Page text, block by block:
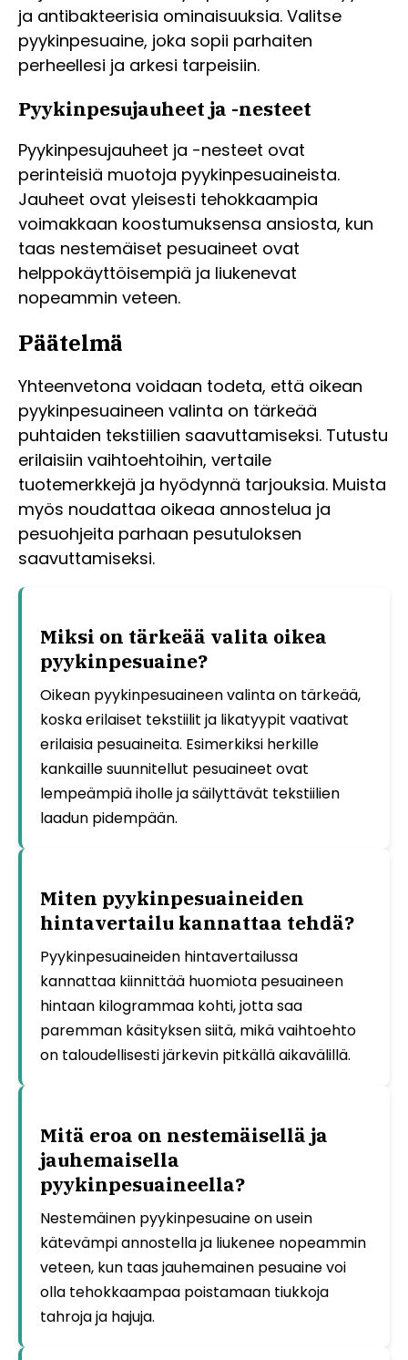
ja antibakteerisia ominaisuuksia. Valitse
pyykinpesuaine, joka sopii parhaiten
perheellesi ja arkesi tarpeisiin.
Pyykinpesujauheet ja -nesteet
Pyykinpesujauheet ja -nesteet ovat
perinteisiä muotoja pyykinpesuaineista.
Jauheet ovat yleisesti tehokkaampia
voimakkaan koostumuksensa ansiosta, kun
taas nestemäiset pesuaineet ovat
helppokäyttöisempiä ja liukenevat
nopeammin veteen.
Päätelmä
Yhteenvetona voidaan todeta, että oikean
pyykinpesuaineen valinta on tärkeää
puhtaiden tekstiilien saavuttamiseksi. Tutustu
erilaisiin vaihtoehtoihin, vertaile
tuotemerkkejä ja hyödynnä tarjouksia. Muista
myös noudattaa oikeaa annostelua ja
pesuohjeita parhaan pesutuloksen
saavuttamiseksi.
Miksi on tärkeää valita oikea
pyykinpesuaine?
Oikean pyykinpesuaineen valinta on tärkeää,
koska erilaiset tekstiilit ja likatyypit vaativat
erilaisia pesuaineita. Esimerkiksi herkille
kankaille suunnitellut pesuaineet ovat
lempeämpiä iholle ja säilyttävät tekstiilien
laadun pidempään.
Miten pyykinpesuaineiden
hintavertailu kannattaa tehdä?
Pyykinpesuaineiden hintavertailussa
kannattaa kiinnittää huomiota pesuaineen
hintaan kilogrammaa kohti, jotta saa
paremman käsityksen siitä, mikä vaihtoehto
on taloudellisesti järkevin pitkällä aikavälillä.
Mitä eroa on nestemäisellä ja
jauhemaisella
pyykinpesuaineella?
Nestemäinen pyykinpesuaine on usein
kätevämpi annostella ja liukenee nopeammin
veteen, kun taas jauhemainen pesuaine voi
olla tehokkaampaa poistamaan tiukkoja
tahroja ja hajuja.